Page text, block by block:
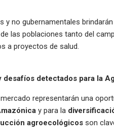
y no gubernamentales
de las poblaciones tanto del
a proyectos de salud.
detectados para la
representarán una
y para la
agroecológicos son